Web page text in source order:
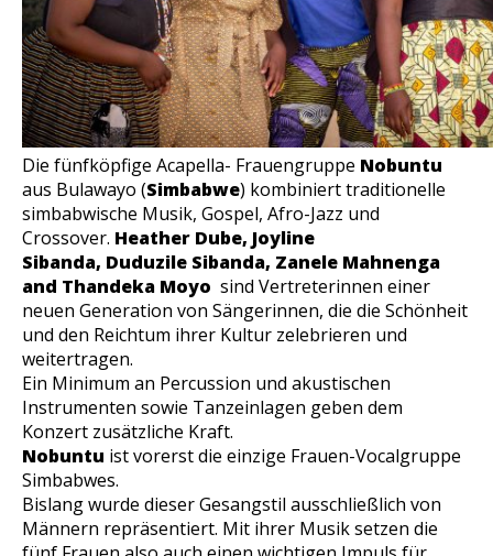
Die fünfköpfige Acapella- Frauengruppe Nobuntu
aus Bulawayo (Simbabwe) kombiniert traditionelle
simbabwische Musik, Gospel, Afro-Jazz und
Crossover. Heather Dube, Joyline
Sibanda, Duduzile Sibanda, Zanele Mahnenga
and Thandeka Moyo sind Vertreterinnen einer
neuen Generation von Sängerinnen, die die Schönheit
und den Reichtum ihrer Kultur zelebrieren und
weitertragen.
Ein Minimum an Percussion und akustischen
Instrumenten sowie Tanzeinlagen geben dem
Konzert zusätzliche Kraft.
Nobuntu ist vorerst die einzige Frauen-Vocalgruppe
Simbabwes.
Bislang wurde dieser Gesangstil ausschließlich von
Männern repräsentiert. Mit ihrer Musik setzen die